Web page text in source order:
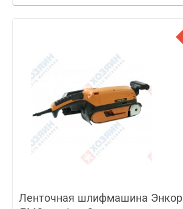
Ленточная шлифмашина Энкор